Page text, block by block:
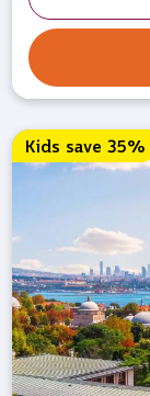
Kids save 35%